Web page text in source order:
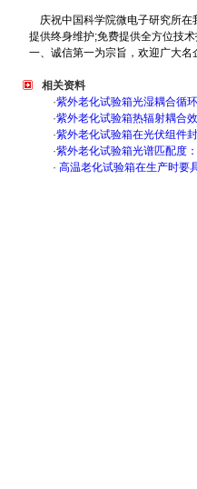
庆祝中国科学院微电子研究所在
提供终身维护;免费提供全方位技
一、诚信第一为宗旨，欢迎广大
相关资料
·紫外老化试验箱光湿耦合循
·紫外老化试验箱热辐射耦合
·紫外老化试验箱在光伏组件
·紫外老化试验箱光谱匹配度
· 高温老化试验箱在生产时要